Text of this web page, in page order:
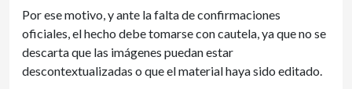
Por ese motivo, y ante la falta de confirmaciones
oficiales, el hecho debe tomarse con cautela, ya que no se
descarta que las imágenes puedan estar
descontextualizadas o que el material haya sido editado.